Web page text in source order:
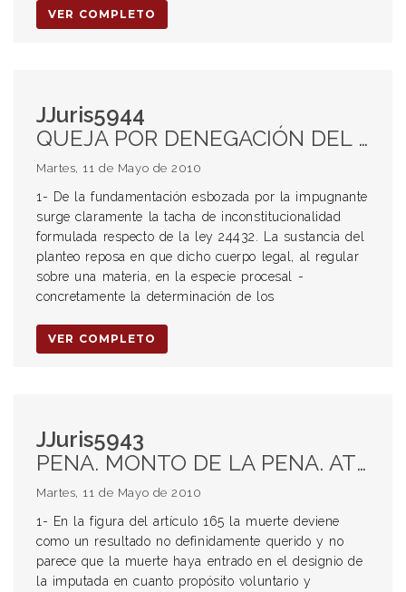
VER COMPLETO
JJuris5944
QUEJA POR DENEGACIÓN DEL RECURSO DE INCONSTITUCIONALIDAD. Inadmisibilidad. Insuficiencia del Agravio. LEYES. Materia Procesal. Honorarios. LEY NACIONAL 24432. FACULTADES DEL GOBIERNO NACIONAL. FACULTADES DEL GOBIERNO PROVINCIAL. FACULTADES DELEGADAS. FACULTADES NO DELEGADAS.
Martes, 11 de Mayo de 2010
1- De la fundamentación esbozada por la impugnante
surge claramente la tacha de inconstitucionalidad
formulada respecto de la ley 24432. La sustancia del
planteo reposa en que dicho cuerpo legal, al regular
sobre una materia, en la especie procesal -
concretamente la determinación de los
VER COMPLETO
JJuris5943
PENA. MONTO DE LA PENA. ATENUANTE Y AGRAVANTE. ROBO SEGUIDO DE MUERTE.
Martes, 11 de Mayo de 2010
1- En la figura del artículo 165 la muerte deviene
como un resultado no definidamente querido y no
parece que la muerte haya entrado en el designio de
la imputada en cuanto propósito voluntario y